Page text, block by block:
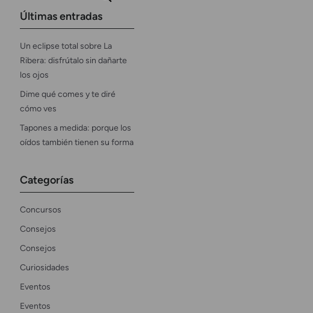
Últimas entradas
Un eclipse total sobre La
Ribera: disfrútalo sin dañarte
los ojos
Dime qué comes y te diré
cómo ves
Tapones a medida: porque los
oídos también tienen su forma
Categorías
Concursos
Consejos
Consejos
Curiosidades
Eventos
Eventos